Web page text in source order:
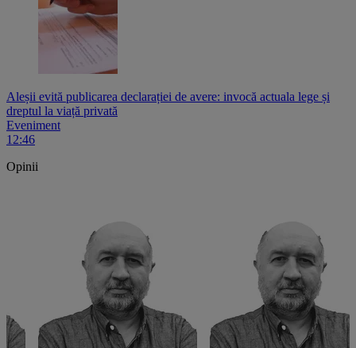
Aleșii evită publicarea declarației de avere: invocă actuala lege și
dreptul la viață privată
Eveniment
12:46
Opinii